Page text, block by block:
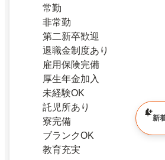
常勤
非常勤
第二新卒歓迎
退職金制度あり
雇用保険完備
厚生年金加入
未経験OK
託児所あり
寮完備
ブランクOK
教育充実
新